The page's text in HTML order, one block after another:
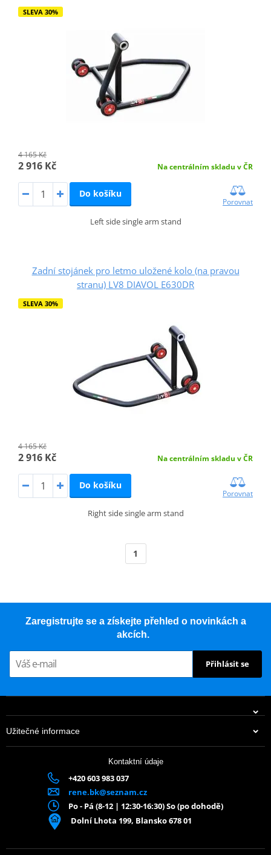
SLEVA 30%
4 165 Kč
2 916 Kč Na centrálním skladu v ČR
Do košíku
Porovnat
Left side single arm stand
Zadní stojánek pro letmo uložené kolo (na pravou
stranu) LV8 DIAVOL E630DR
SLEVA 30%
4 165 Kč
2 916 Kč Na centrálním skladu v ČR
Do košíku
Porovnat
Right side single arm stand
1
Zaregistrujte se a získejte přehled o novinkách a
akcích.
Přihlásit se
Užitečné informace
Kontaktní údaje
+420 603 983 037
rene.bk@seznam.cz
Po - Pá (8-12 | 12:30-16:30) So (po dohodě)
Dolní Lhota 199, Blansko 678 01